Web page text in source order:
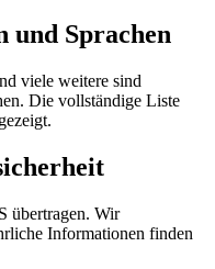
und Sprachen
viele weitere sind
Die vollständige Liste
übertragen. Wir
Informationen finden